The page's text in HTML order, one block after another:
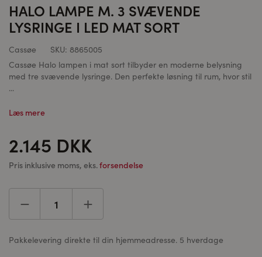
HALO LAMPE M. 3 SVÆVENDE
LYSRINGE I LED MAT SORT
Cassøe SKU: 8865005
Cassøe Halo lampen i mat sort tilbyder en moderne belysning
med tre svævende lysringe. Den perfekte løsning til rum, hvor stil
...
Læs mere
2.145 DKK
Pris inklusive moms, eks.forsendelse
Pakkelevering direkte til din hjemmeadresse. 5 hverdage